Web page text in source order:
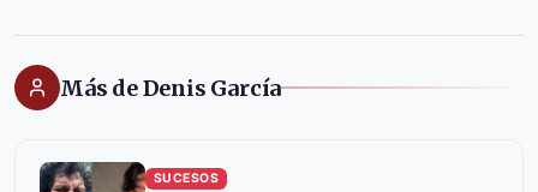
Más de Denis García
SUCESOS